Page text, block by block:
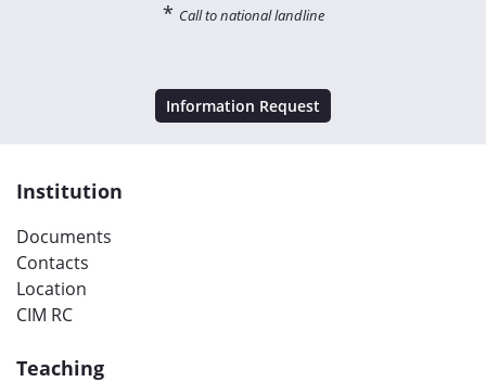
* Call to national landline
Information Request
Institution
Documents
Contacts
Location
CIM RC
Teaching